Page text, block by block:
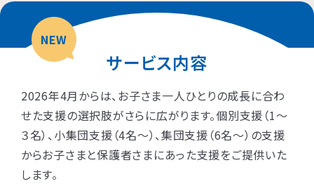
NEW
サービス内容
2026年4月からは、お子さま一人ひとりの成長に合わ
せた支援の選択肢がさらに広がります。個別支援（1〜
３名）、小集団支援（4名〜）、集団支援（6名〜）の支援
からお子さまと保護者さまにあった支援をご提供いた
します。